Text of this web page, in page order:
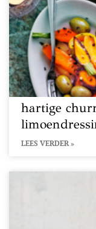
hartige
LEES VERDER »